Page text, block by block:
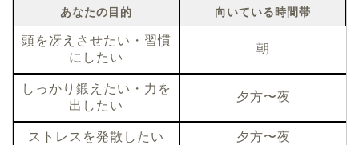
あなたの目的 向いている時間帯
頭を冴えさせたい・習慣
にしたい
朝
しっかり鍛えたい・力を
出したい
夕方〜夜
ストレスを発散したい 夕方〜夜